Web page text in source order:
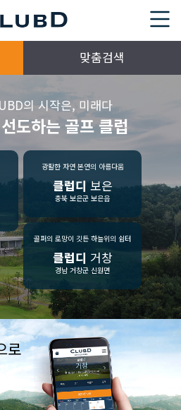
맞춤검색
의 시작은, 미래다
도하는 골프 클럽
광활한 자연 본연의 아름다움
클럽디 보은
충북 보은군 보은읍
골퍼의 로망이 깃든 하늘위의 쉼터
클럽디 거창
경남 거창군 신원면
로